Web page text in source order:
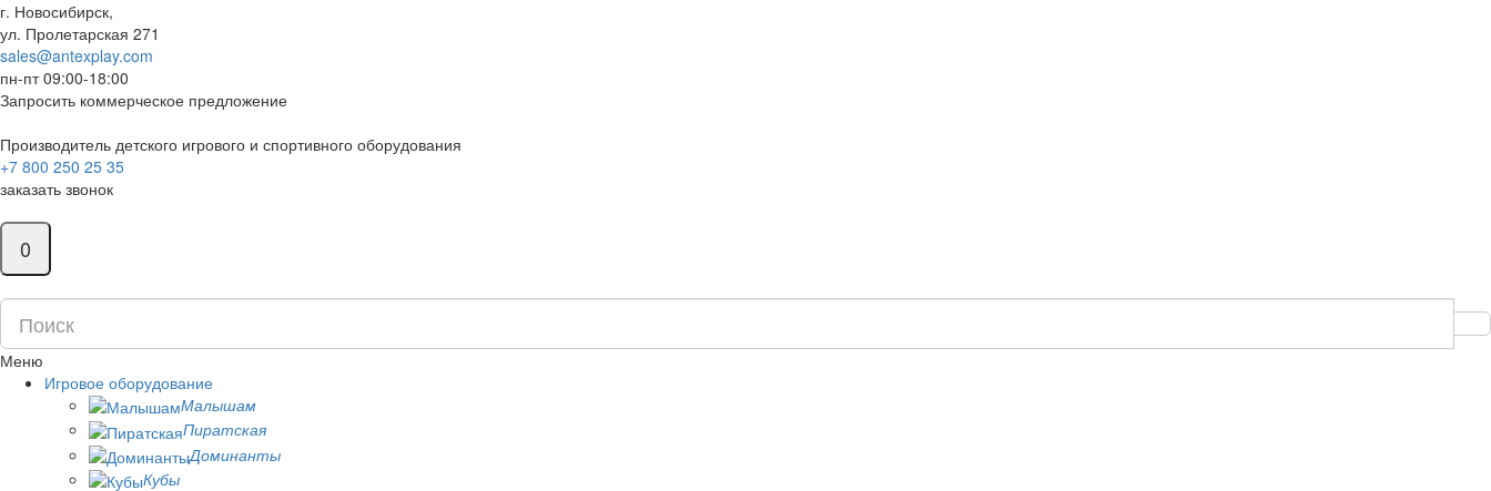
г. Новосибирск,
ул. Пролетарская 271
sales@antexplay.com
пн-пт 09:00-18:00
Запросить коммерческое предложение
Производитель детского игрового и спортивного оборудования
+7 800 250 25 35
заказать звонок
0
Меню
Игровое оборудование
Малышам
Пиратская
Доминанты
Кубы